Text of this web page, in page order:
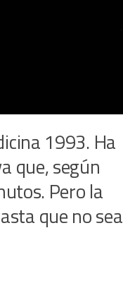
1993. Ha
que, según
Pero la
que no sea